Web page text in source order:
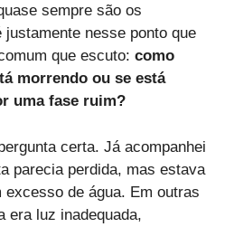
sempre são os
nesse ponto que
que escuto: como
morrendo ou se está
uma fase ruim?
certa. Já acompanhei
parecia perdida, mas estava
excesso de água. Em outras
era luz inadequada,